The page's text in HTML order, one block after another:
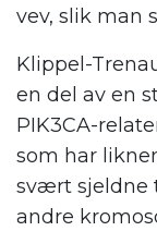
vev, slik man
Klippel-
en del av en
PIK3CA-
som har
svært sjeldne
andre